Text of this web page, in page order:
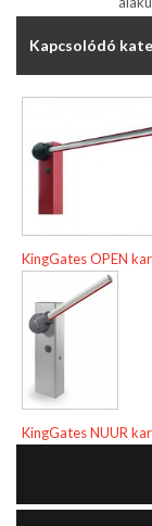
Kapcsolódó
KingGates OPEN
KingGates NUUR